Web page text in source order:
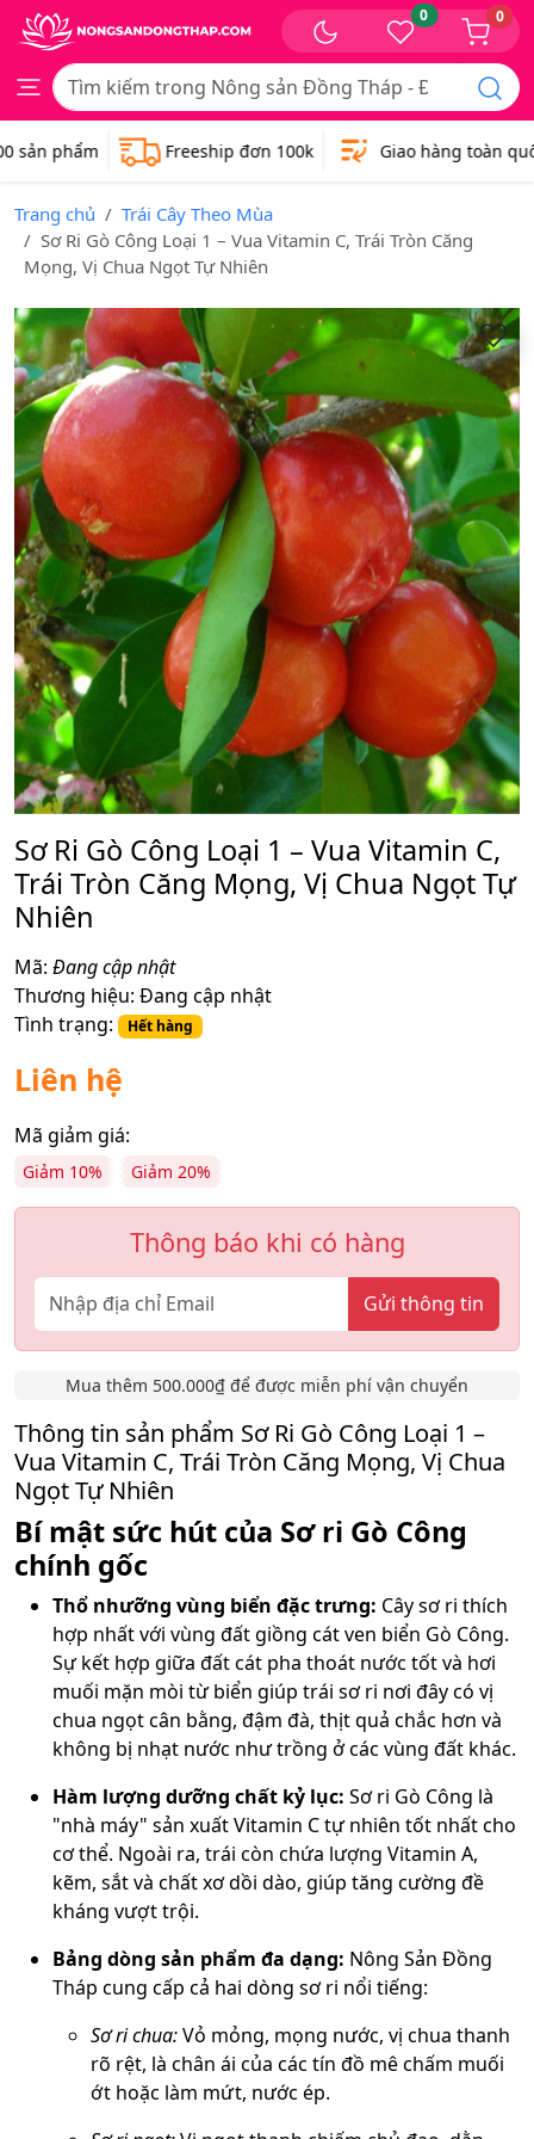
0 0
phẩm Freeship đơn 100k Giao hàng toàn quốc
Trang chủ
Trái Cây Theo Mùa
Sơ Ri Gò Công Loại 1 – Vua Vitamin C, Trái Tròn Căng
Mọng, Vị Chua Ngọt Tự Nhiên
Sơ Ri Gò Công Loại 1 – Vua Vitamin C,
Trái Tròn Căng Mọng, Vị Chua Ngọt Tự
Nhiên
Mã: Đang cập nhật
Thương hiệu: Đang cập nhật
Tình trạng:
Hết hàng
Liên hệ
Mã giảm giá:
Giảm 10% Giảm 20%
Thông báo khi có hàng
Gửi thông tin
Mua thêm 500.000₫ để được miễn phí vận chuyển
Thông tin sản phẩm Sơ Ri Gò Công Loại 1 –
Vua Vitamin C, Trái Tròn Căng Mọng, Vị Chua
Ngọt Tự Nhiên
Bí mật sức hút của Sơ ri Gò Công
chính gốc
Thổ nhưỡng vùng biển đặc trưng: Cây sơ ri thích
hợp nhất với vùng đất giồng cát ven biển Gò Công.
Sự kết hợp giữa đất cát pha thoát nước tốt và hơi
muối mặn mòi từ biển giúp trái sơ ri nơi đây có vị
chua ngọt cân bằng, đậm đà, thịt quả chắc hơn và
không bị nhạt nước như trồng ở các vùng đất khác.
Hàm lượng dưỡng chất kỷ lục: Sơ ri Gò Công là
"nhà máy" sản xuất Vitamin C tự nhiên tốt nhất cho
cơ thể. Ngoài ra, trái còn chứa lượng Vitamin A,
kẽm, sắt và chất xơ dồi dào, giúp tăng cường đề
kháng vượt trội.
Bảng dòng sản phẩm đa dạng: Nông Sản Đồng
Tháp cung cấp cả hai dòng sơ ri nổi tiếng:
Sơ ri chua:Vỏ mỏng, mọng nước, vị chua thanh
rõ rệt, là chân ái của các tín đồ mê chấm muối
ớt hoặc làm mứt, nước ép.